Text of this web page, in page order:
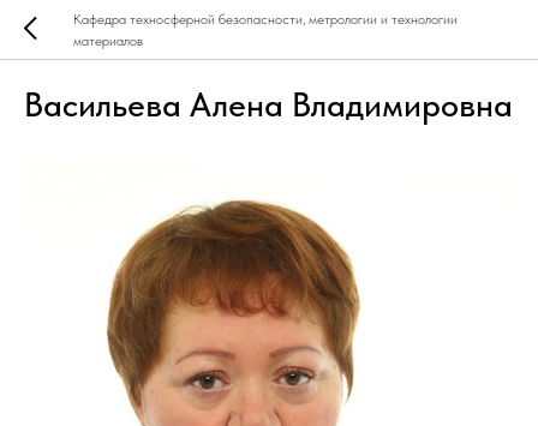
Кафедра техносферной безопасности, метрологии и технологии
материалов
Васильева Алена Владимировна